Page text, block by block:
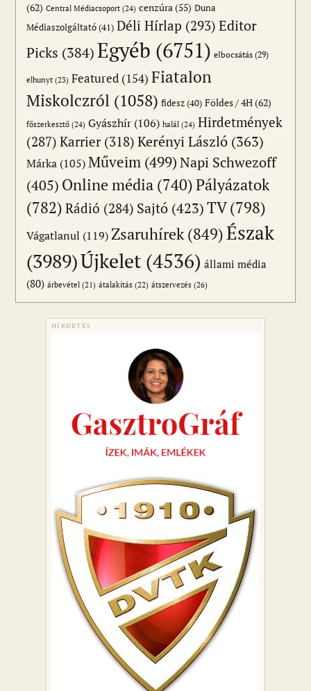
(62) Central Médiacsoport (24) cenzúra(55) Duna
Médiaszolgáltató(41) Déli Hírlap (293) Editor
Picks (384)Egyéb (6751) elbocsátás (29)
elhunyt (23) Featured (154) Fiatalon
Miskolczról (1058) fidesz(40) Földes / 4H(62)
főszerkesztő (24) Gyászhír (106) halál (24) Hirdetmények
(287) Karrier(318) Kerényi László (363)
Márka (105) Műveim (499)Napi Schwezoff
(405) Online média (740)Pályázatok
(782) Rádió (284) Sajtó (423)TV(798)
Vágatlanul (119)Zsaruhírek(849)Észak
(3989)Újkelet (4536) állami média
(80) árbevétel (21) átalakítás (22) átszervezés (26)
HIRDETÉS